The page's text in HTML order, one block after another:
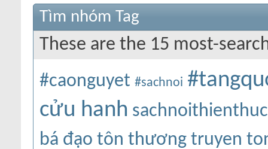
Tìm nhóm Tag
These are the 15 most-
#caonguyet #sachnoi
cửu hanh
bá đạo tôn thương truyen